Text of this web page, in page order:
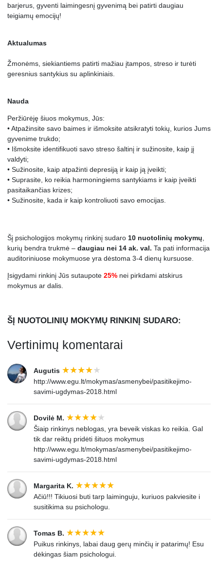
barjerus, gyventi laimingesnį gyvenimą bei patirti daugiau
teigiamų emocijų!
Aktualumas
Žmonėms, siekiantiems patirti mažiau įtampos, streso ir turėti
geresnius santykius su aplinkiniais.
Nauda
Peržiūrėję šiuos mokymus, Jūs:
• Atpažinsite savo baimes ir išmoksite atsikratyti tokių, kurios Jums
gyvenime trukdo;
• Išmoksite identifikuoti savo streso šaltinį ir sužinosite, kaip jį
valdyti;
• Sužinosite, kaip atpažinti depresiją ir kaip ją įveikti;
• Suprasite, ko reikia harmoningiems santykiams ir kaip įveikti
pasitaikančias krizes;
• Sužinosite, kada ir kaip kontroliuoti savo emocijas.
Šį psichologijos mokymų rinkinį sudaro 10 nuotolinių mokymų,
kurių bendra trukmė – daugiau nei 14 ak. val. Ta pati informacija
auditoriniuose mokymuose yra dėstoma 3-4 dienų kursuose.
Įsigydami rinkinį Jūs sutaupote 25% nei pirkdami atskirus
mokymus ar dalis.
ŠĮ NUOTOLINIŲ MOKYMŲ RINKINĮ SUDARO:
Vertinimų komentarai
Augutis
http://www.egu.lt/mokymas/asmenybei/pasitikejimo-
savimi-ugdymas-2018.html
Dovilė M.
Šiaip rinkinys neblogas, yra beveik viskas ko reikia. Gal
tik dar reiktų pridėti šituos mokymus
http://www.egu.lt/mokymas/asmenybei/pasitikejimo-
savimi-ugdymas-2018.html
Margarita K.
Ačiū!!! Tikiuosi buti tarp laiminguju, kuriuos pakviesite i
susitikima su psichologu.
Tomas B.
Puikus rinkinys, labai daug gerų minčių ir patarimų! Esu
dėkingas šiam psichologui.